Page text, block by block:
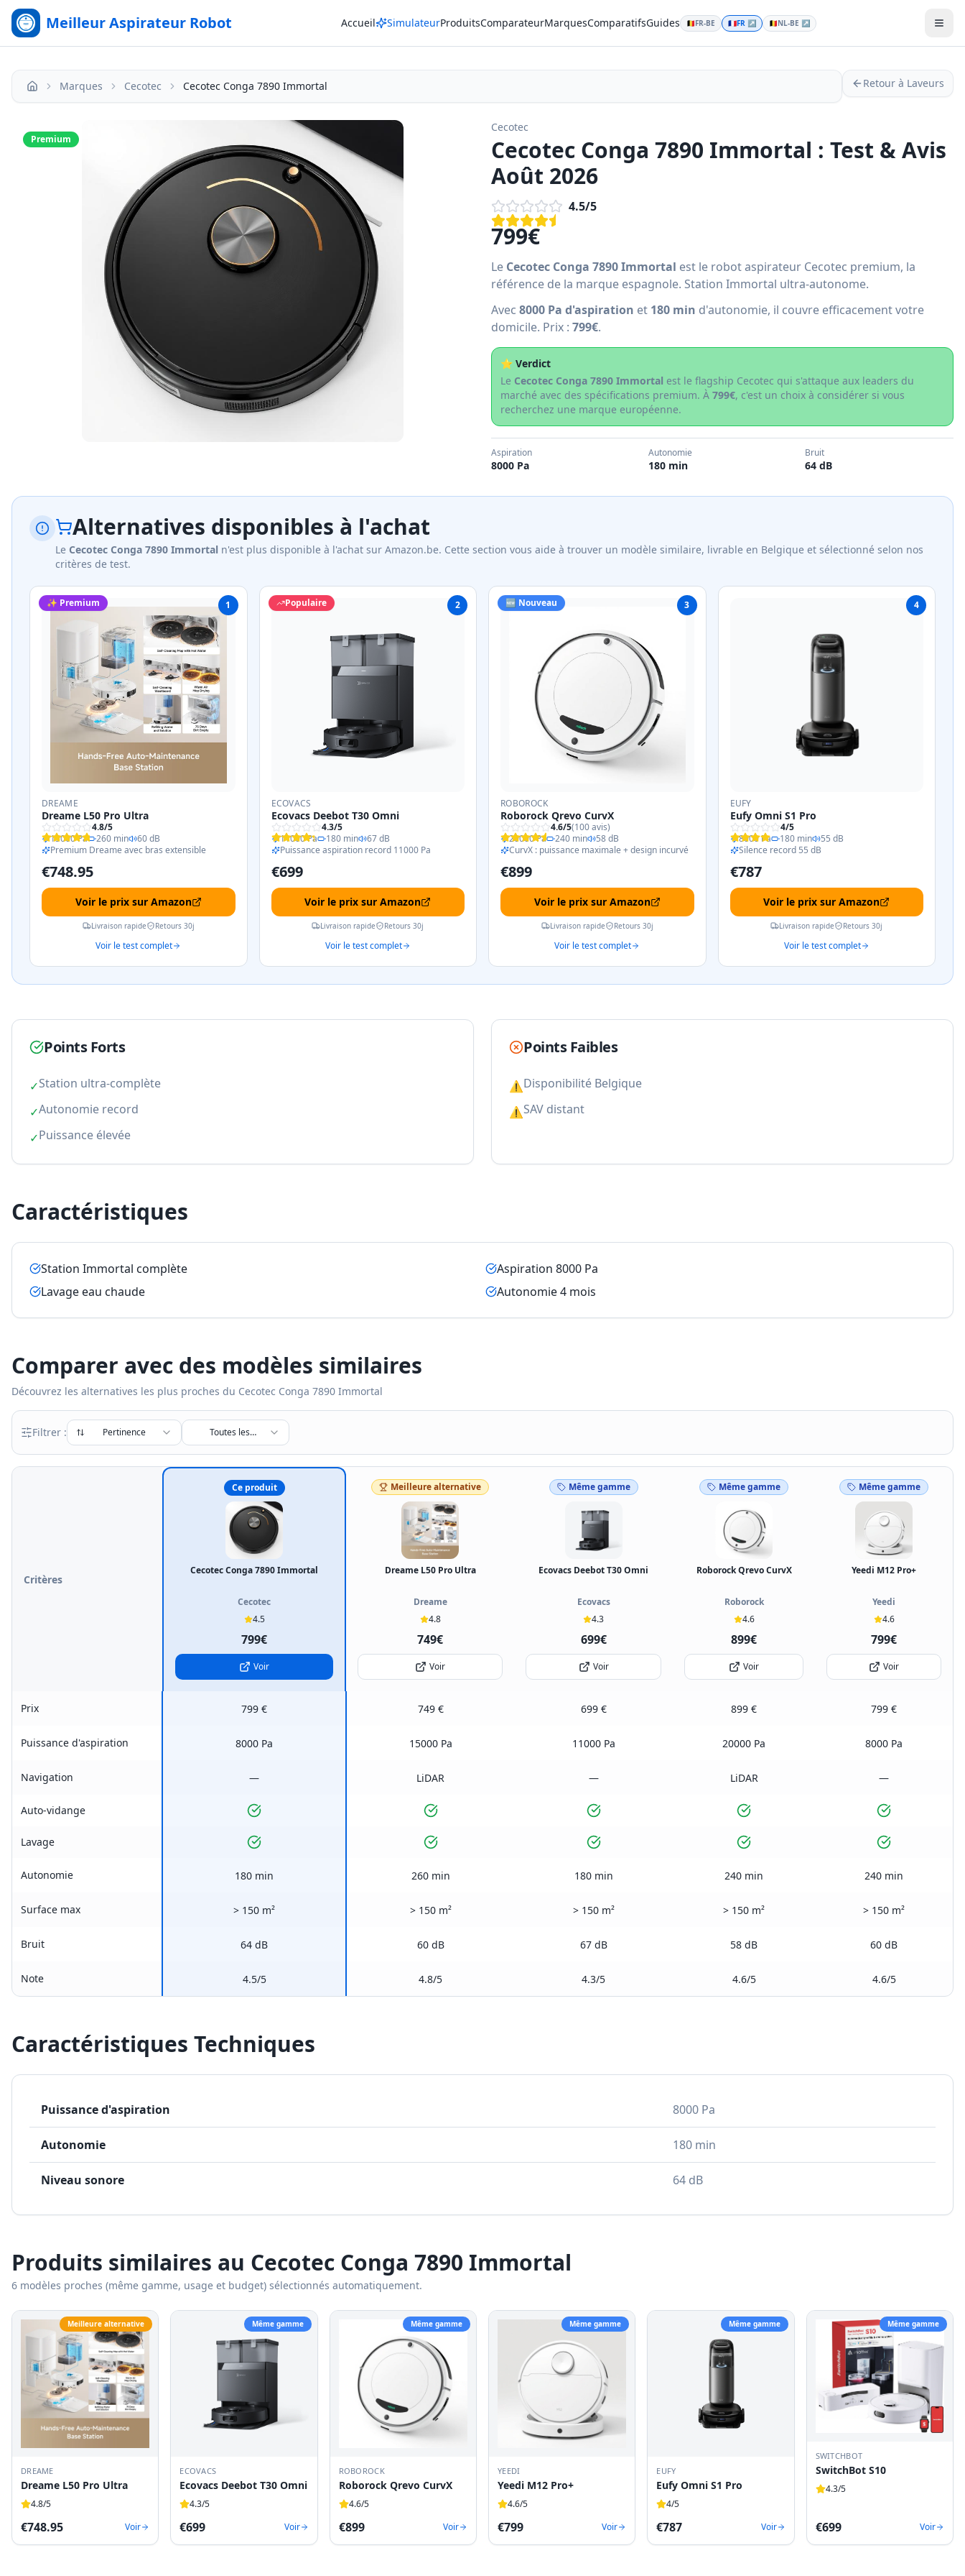
Meilleur Aspirateur Robot Accueil SimulateurProduitsComparateurMarquesComparatifsGuides 🇧🇪FR-BE 🇫🇷FR ↗ 🇧🇪NL-BE ↗
Accueil Marques Cecotec Cecotec Conga 7890 Immortal Retour à Laveurs
Premium
Cecotec
Cecotec Conga 7890 Immortal : Test & Avis
Août 2026
4.5/5
799€
Le Cecotec Conga 7890 Immortal est le robot aspirateur Cecotec premium, la
référence de la marque espagnole. Station Immortal ultra-autonome.
Avec 8000 Pa d'aspiration et 180 min d'autonomie, il couvre efficacement votre
domicile. Prix : 799€.
⭐ Verdict
Le Cecotec Conga 7890 Immortal est le flagship Cecotec qui s'attaque aux leaders du
marché avec des spécifications premium. À 799€, c'est un choix à considérer si vous
recherchez une marque européenne.
Aspiration
8000 Pa
Autonomie
180 min
Bruit
64 dB
Alternatives disponibles à l'achat
Le Cecotec Conga 7890 Immortal n'est plus disponible à l'achat sur Amazon.be. Cette section vous aide à trouver un modèle similaire, livrable en Belgique et sélectionné selon nos
critères de test.
✨ Premium 1
DREAME
Dreame L50 Pro Ultra
4.8/5
15000 Pa
260 min
60 dB
Premium Dreame avec bras extensible
€748.95
Voir le prix sur Amazon
Livraison rapide Retours 30j
Voir le test complet
2
Populaire
ECOVACS
Ecovacs Deebot T30 Omni
4.3/5
11000 Pa
180 min
67 dB
Puissance aspiration record 11000 Pa
€699
Voir le prix sur Amazon
Livraison rapide Retours 30j
Voir le test complet
🆕 Nouveau 3
ROBOROCK
Roborock Qrevo CurvX
4.6/5(100avis)
20000 Pa
240 min
58 dB
CurvX : puissance maximale + design incurvé
€899
Voir le prix sur Amazon
Livraison rapide Retours 30j
Voir le test complet
4
EUFY
Eufy Omni S1 Pro
4/5
8000 Pa
180 min
55 dB
Silence record 55 dB
€787
Voir le prix sur Amazon
Livraison rapide Retours 30j
Voir le test complet
Points Forts
✓Station ultra-complète
✓Autonomie record
✓Puissance élevée
Points Faibles
⚠Disponibilité Belgique
⚠SAV distant
Caractéristiques
Station Immortal complète
Aspiration 8000 Pa
Lavage eau chaude
Autonomie 4 mois
Comparer avec des modèles similaires
Découvrez les alternatives les plus proches du Cecotec Conga 7890 Immortal
Filtrer : Pertinence
Toutes les
marques
Critères
Ce produit
Cecotec Conga 7890 Immortal
Cecotec
4.5
799€
Voir
Meilleure alternative
Dreame L50 Pro Ultra
Dreame
4.8
749€
Voir
Même gamme
Ecovacs Deebot T30 Omni
Ecovacs
4.3
699€
Voir
Même gamme
Roborock Qrevo CurvX
Roborock
4.6
899€
Voir
Même gamme
Yeedi M12 Pro+
Yeedi
4.6
799€
Voir
Prix 799 € 749 € 699 € 899 € 799 €
Puissance d'aspiration 8000 Pa 15000 Pa 11000 Pa 20000 Pa 8000 Pa
Navigation — LiDAR — LiDAR —
Auto-vidange
Lavage
Autonomie 180 min 260 min 180 min 240 min 240 min
Surface max > 150 m² > 150 m² > 150 m² > 150 m² > 150 m²
Bruit 64 dB 60 dB 67 dB 58 dB 60 dB
Note 4.5/5 4.8/5 4.3/5 4.6/5 4.6/5
Caractéristiques Techniques
Puissance d'aspiration 8000 Pa
Autonomie 180 min
Niveau sonore 64 dB
Produits similaires au Cecotec Conga 7890 Immortal
6 modèles proches (même gamme, usage et budget) sélectionnés automatiquement.
Meilleure alternative
DREAME
Dreame L50 Pro Ultra
4.8/5
€748.95 Voir
Même gamme
ECOVACS
Ecovacs Deebot T30 Omni
4.3/5
€699 Voir
Même gamme
ROBOROCK
Roborock Qrevo CurvX
4.6/5
€899 Voir
Même gamme
YEEDI
Yeedi M12 Pro+
4.6/5
€799 Voir
Même gamme
EUFY
Eufy Omni S1 Pro
4/5
€787 Voir
Même gamme
SWITCHBOT
SwitchBot S10
4.3/5
€699 Voir